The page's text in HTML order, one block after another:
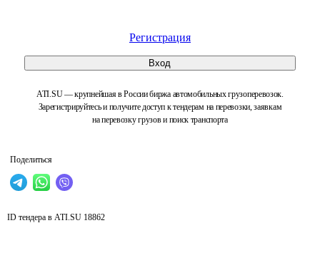
Регистрация
Вход
ATI.SU — крупнейшая в России биржа автомобильных грузоперевозок.
Зарегистрируйтесь и получите доступ к тендерам на перевозки, заявкам
на перевозку грузов и поиск транспорта
Поделиться
ID тендера в ATI.SU 18862